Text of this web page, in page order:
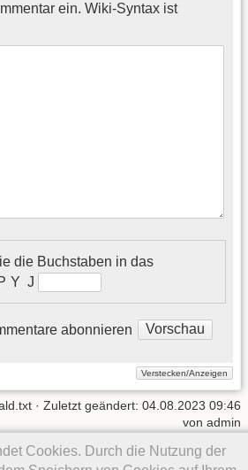
Cookies. Durch die Nutzung der
ein. Wiki-Syntax ist
die Buchstaben in das
Y J
abonnieren
· Zuletzt geändert: 04.08.2023 09:46
von admin